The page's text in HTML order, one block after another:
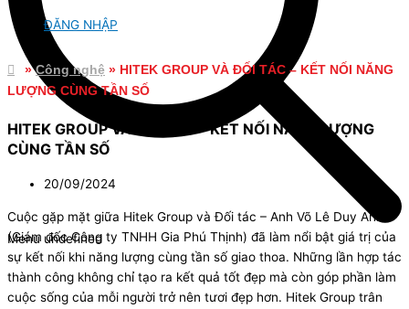
Menu undefined
ĐĂNG NHẬP
»Công nghệ » HITEK GROUP VÀ ĐỐI TÁC – KẾT NỐI NĂNG
LƯỢNG CÙNG TẦN SỐ
HITEK GROUP VÀ ĐỐI TÁC – KẾT NỐI NĂNG LƯỢNG
CÙNG TẦN SỐ
20/09/2024
Cuộc gặp mặt giữa Hitek Group và Đối tác – Anh Võ Lê Duy Anh
(Giám đốc Công ty TNHH Gia Phú Thịnh) đã làm nổi bật giá trị của
sự kết nối khi năng lượng cùng tần số giao thoa. Những lần hợp tác
thành công không chỉ tạo ra kết quả tốt đẹp mà còn góp phần làm
cuộc sống của mỗi người trở nên tươi đẹp hơn. Hitek Group trân